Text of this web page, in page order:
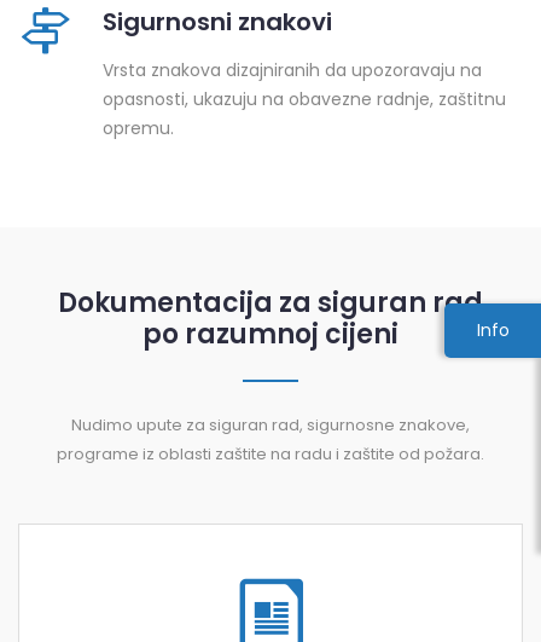
Info
Sigurnosni znakovi
Vrsta znakova dizajniranih da upozoravaju na
opasnosti, ukazuju na obavezne radnje, zaštitnu
opremu.
Dokumentacija za siguran rad
po razumnoj cijeni
Nudimo upute za siguran rad, sigurnosne znakove,
programe iz oblasti zaštite na radu i zaštite od požara.